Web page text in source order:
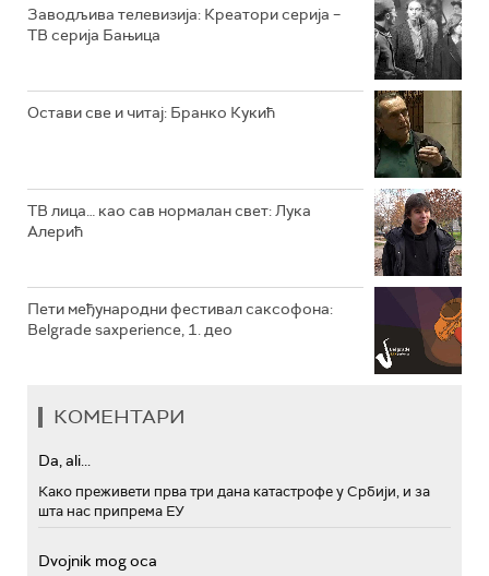
РТС КОЛО
Заводљива телевизија: Креатори серија –
ТВ серија Бањица
Остави све и читај: Бранко Кукић
ТВ лица… као сав нормалан свет: Лука
Алерић
Пети међународни фестивал саксофона:
Belgrade saxperience, 1. део
КОМЕНТАРИ
Da, ali...
Како преживети прва три дана катастрофе у Србији, и за
шта нас припрема ЕУ
Dvojnik mog oca